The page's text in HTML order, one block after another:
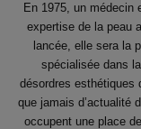
En 1975, un médecin
expertise de la peau
lancée, elle sera la
spécialisée dans
désordres esthétiques
que jamais d’actualité
occupent une place